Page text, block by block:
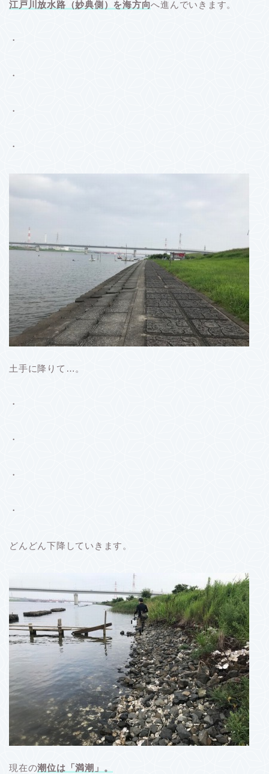
江戸川放水路（妙典側）を海方向へ進んでいきます。
・
・
・
・
土手に降りて…。
・
・
・
・
どんどん下降していきます。
現在の潮位は「満潮」。